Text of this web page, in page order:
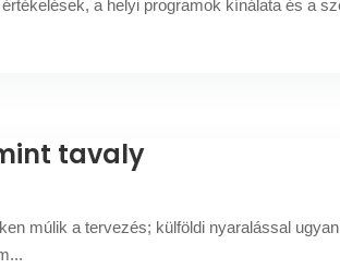
a helyi programok kínálata és a
tavaly
múlik a tervezés; külföldi nyaralással